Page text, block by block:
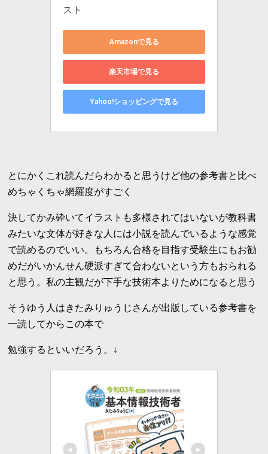
スト
Amazonで見る
楽天市場で見る
Yahoo!ショッピングで見る
とにかくこれ読んだらわかると思うけど他の参考書と比べ
めちゃくちゃ網羅度がすごく
決してかみ砕いてイラストも多様されてはいないが教科書
みたいな文体が好きな人には小説を読んでいるような感覚
で読めるのでいい。もちろん合格を目指す受験生にもお勧
めだがいかんせん硬派すぎて合わないという方もおられる
と思う。私の主観だが下手な技術本よりためになると思う
そうゆう人はきたみりゅうじさんが出版している参考書を
一読してからこの本で
勉強するといいだろう。↓